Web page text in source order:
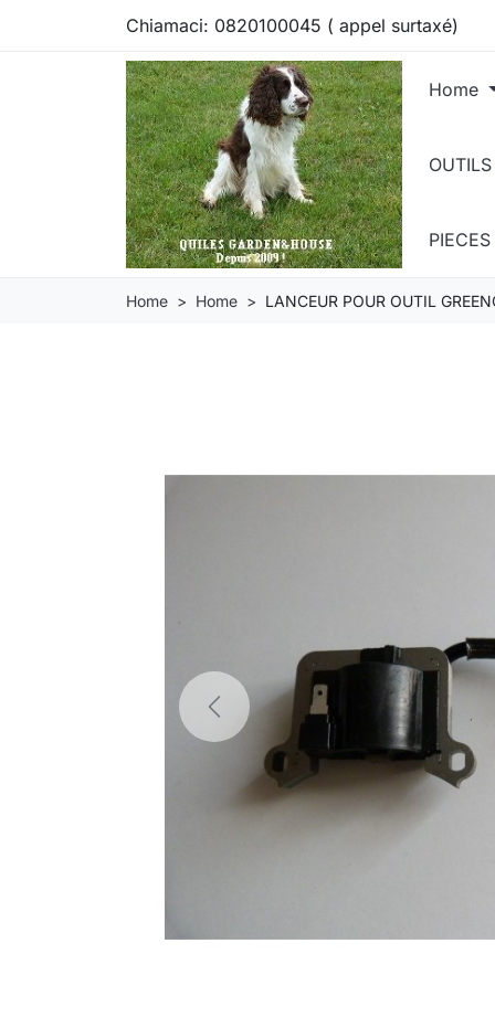
Chiamaci: 0820100045 ( appel surtaxé)
Home
Home Home LANCEUR POUR OUTIL
Previous